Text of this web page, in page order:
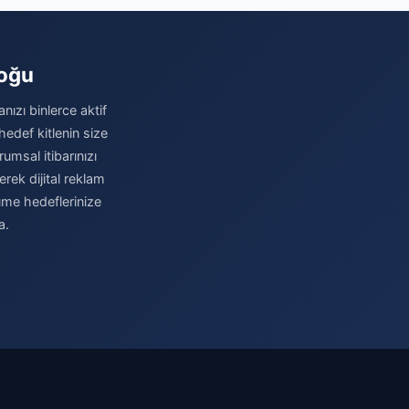
binlerce aktif
kitlenin size
itibarınızı
dijital reklam
hedeflerinize